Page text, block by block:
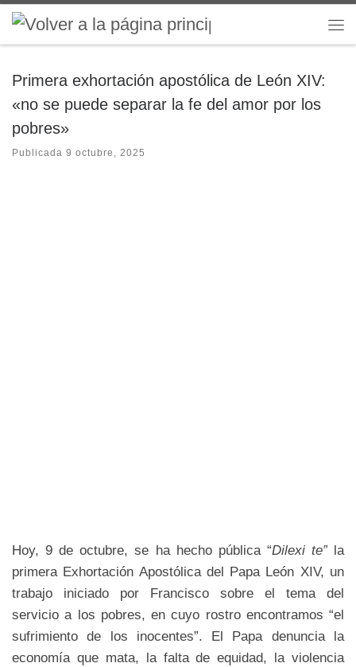
Saltar al contenido
Primera exhortación apostólica de León XIV:
«no se puede separar la fe del amor por los
pobres»
Publicada 9 octubre, 2025
Hoy, 9 de octubre, se ha hecho pública “Dilexi te”la
primera Exhortación Apostólica del Papa León XIV, un
trabajo iniciado por Francisco sobre el tema del
servicio a los pobres, en cuyo rostro encontramos “el
sufrimiento de los inocentes”. El Papa denuncia la
economía que mata, la falta de equidad, la violencia